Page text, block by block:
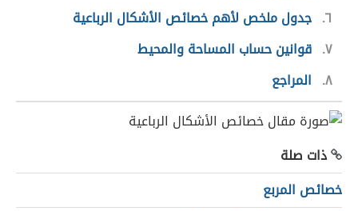
٦ جدول ملخص لأهم خصائص الأشكال الرباعية
٧ قوانين حساب المساحة والمحيط
٨ المراجع
ذات صلة
خصائص المربع